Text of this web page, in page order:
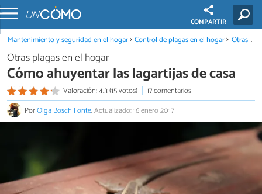
COMPARTIR
Mantenimiento y seguridad en el hogar Control de plagas en el hogar Otras plagas en el hogar
Otras plagas en el hogar
Cómo ahuyentar las lagartijas de casa
Valoración: 4.3 (15 votos)
17 comentarios
PorOlga Bosch Fonte.Actualizado: 16 enero 2017